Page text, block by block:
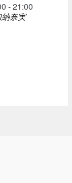
- 21:00
奈実